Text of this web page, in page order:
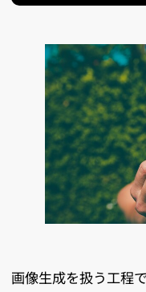
画像生成を扱う工程